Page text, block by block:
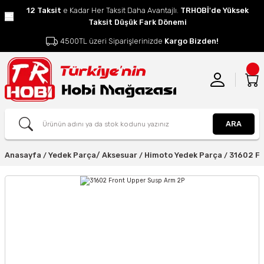
12 Taksit e Kadar Her Taksit Daha Avantajlı. TRHOBİ'de Yüksek
Taksit Düşük Fark Dönemi
4500TL üzeri Siparişlerinizde Kargo Bizden!
ARA
Anasayfa Yedek Parça/ Aksesuar Himoto Yedek Parça 31602